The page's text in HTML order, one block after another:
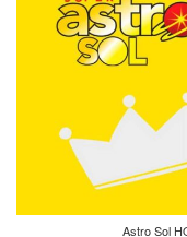
Astro Sol